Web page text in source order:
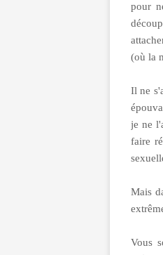
pour
(où la
Il ne
je ne
faire
Mais
Vous